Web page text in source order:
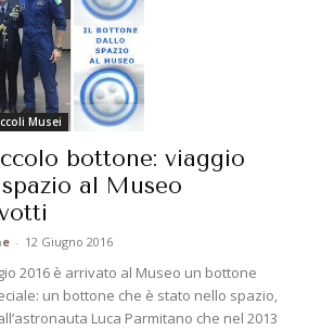
Musei
bottone: viaggio
al Museo
- 12 Giugno 2016
2016 è arrivato al Museo un bottone
un bottone che è stato nello spazio,
Luca Parmitano che nel 2013